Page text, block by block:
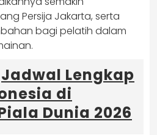
Persija Jakarta, serta
bagi pelatih dalam
Jadwal Lengkap
di
Dunia 2026